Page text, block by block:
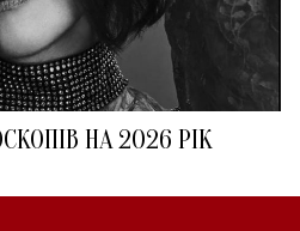
НА 2026 РІК